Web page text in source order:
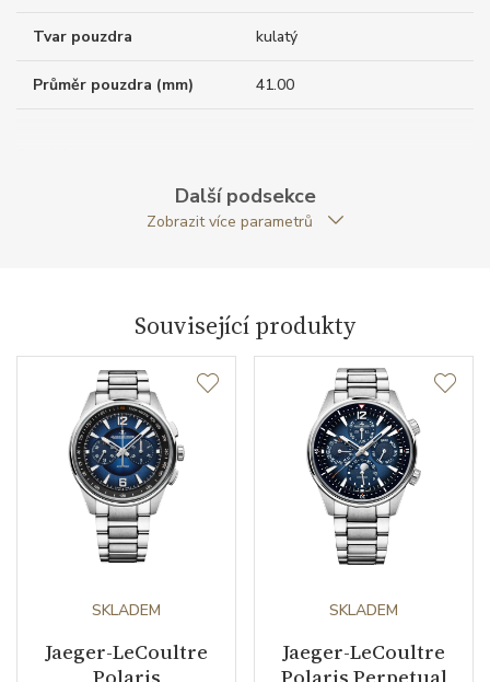
Tvar pouzdra kulatý
Průměr pouzdra (mm) 41.00
Rezerva chodu strojku 40
28800
Datumovka
Sekundová ručka
Chronograf
Další podsekce
Zobrazit více parametrů
Související produkty
SKLADEM
Jaeger-LeCoultre
SKLADEM
Jaeger-LeCoultre